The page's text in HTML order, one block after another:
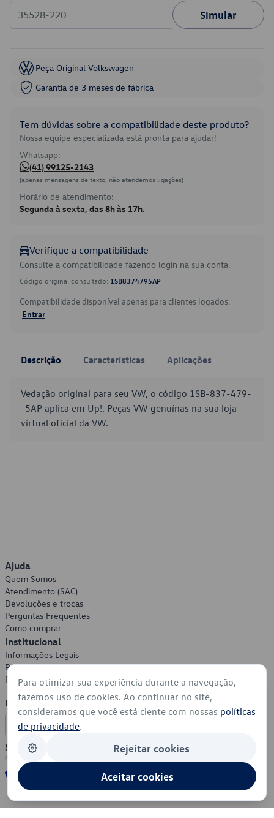
Simular
Peça Original Volkswagen
Garantia de 3 meses de fábrica
Tem dúvidas sobre a compatibilidade deste produto?
Nossa equipe especializada está pronta para ajudar!
Whatsapp:
(41) 99125-2143
(apenas mensagens de texto, não atendemos ligações)
Horário de atendimento:
Segunda à sexta, das 8h às 17h.
Verifique a compatibilidade
Consulte a compatibilidade fazendo login na sua conta.
Código original consultado: 1SB8374795AP
Compatibilidade disponível apenas para clientes logados.
Entrar
Descrição Características Aplicações
Vedação original para seu VW, o código 1SB-837-479-
-5AP aplica em Up!. Peças VW genuínas na sua loja
virtual oficial da VW.
Ajuda
Quem Somos
Atendimento (SAC)
Devoluções e trocas
Perguntas Frequentes
Como comprar
Institucional
Informações Legais
Política de Privacidade
Política de Cookies
Formas de Pagamento
Segurança
Para otimizar sua experiência durante a navegação,
fazemos uso de cookies. Ao continuar no site,
consideramos que você está ciente com nossas políticas
de privacidade.
Rejeitar cookies
Aceitar cookies